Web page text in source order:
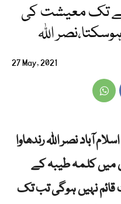
تک معیشت کی
اللہ
27 May, 2021
آباد نصر اللہ رندھاوا
کلمہ طیبہ کے
قائم نہیں ہوگی تب تک